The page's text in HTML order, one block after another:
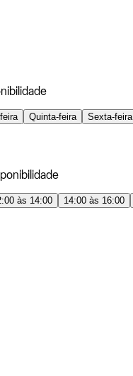
Quinta-feira Sexta-feira
às 14:00 14:00 às 16:00